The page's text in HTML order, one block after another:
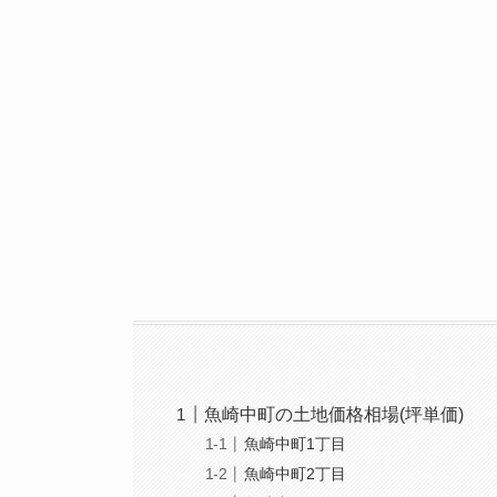
魚崎中町の土地価格相場(坪単価)
魚崎中町1丁目
魚崎中町2丁目